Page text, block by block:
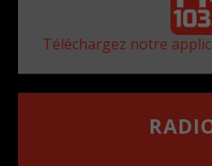
Téléchargez notre